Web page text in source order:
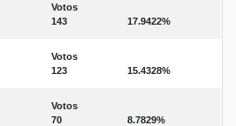
Votos
143
17.9422%
Votos
123
15.4328%
Votos
70
8.7829%